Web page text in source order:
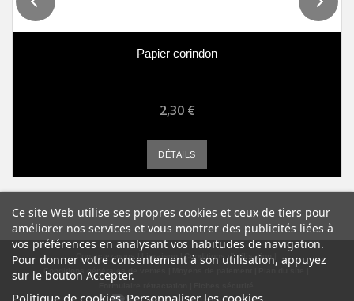
Papier corindon
2,30 €
DÉTAILS
Contactez-nous Livraison
Conditions d'utilisation
Conditions générales de ventes
Formulaire rétractation
Ce site Web utilise ses propres cookies et ceux de tiers pour
améliorer nos services et vous montrer des publicités liées à
vos préférences en analysant vos habitudes de navigation.
Pour donner votre consentement à son utilisation, appuyez
sur le bouton Accepter.
Politique de cookies Personnaliser les cookies